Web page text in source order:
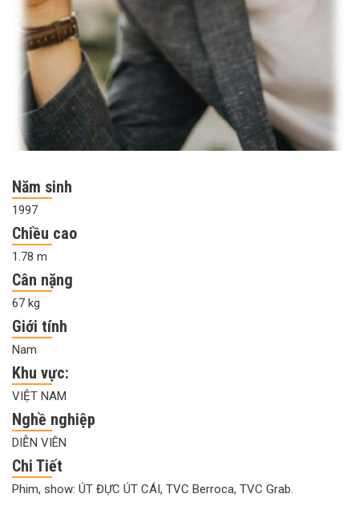
Năm sinh
1997
Chiều cao
1.78 m
Cân nặng
67 kg
Giới tính
Nam
Khu vực:
VIỆT NAM
Nghề nghiệp
DIỄN VIÊN
Chi Tiết
Phim, show: ÚT ĐỰC ÚT CÁI, TVC Berroca, TVC Grab.